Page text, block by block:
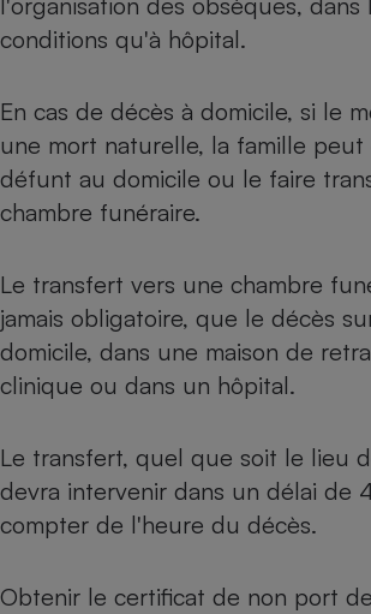
conditions qu'à hôpital.
En cas de décès à domicile, si le
une mort naturelle, la famille peut
défunt au domicile ou le faire
chambre funéraire.
Le transfert vers une chambre
jamais obligatoire, que le décès
domicile, dans une maison de
clinique ou dans un hôpital.
Le transfert, quel que soit le lieu
devra intervenir dans un délai de
compter de l'heure du décès.
Obtenir le certificat de non port